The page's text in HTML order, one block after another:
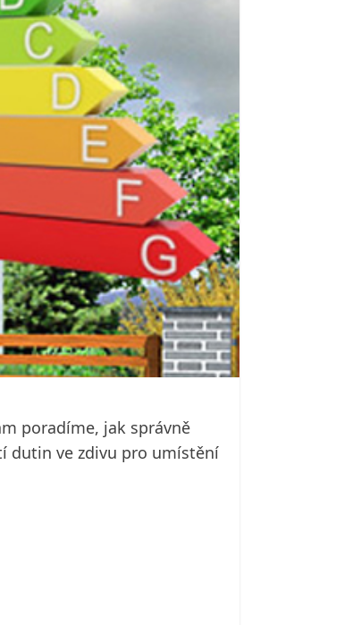
poradíme, jak správně
dutin ve zdivu pro umístění